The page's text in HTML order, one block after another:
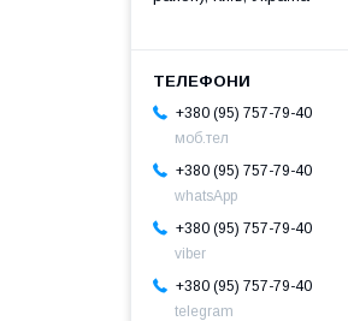
+380 (95) 757-79-40
моб.тел
+380 (95) 757-79-40
whatsApp
+380 (95) 757-79-40
viber
+380 (95) 757-79-40
telegram